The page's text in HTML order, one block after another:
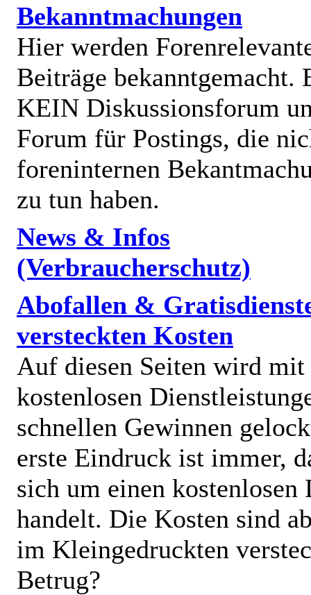
Bekanntmachungen
Hier werden
Beiträge bekanntgemacht.
KEIN Diskussionsforum
Forum für Postings, die
foreninternen
zu tun haben.
News & Infos
(Verbraucherschutz)
Abofallen &
versteckten Kosten
Auf diesen Seiten wird mit
kostenlosen
schnellen Gewinnen
erste Eindruck ist immer,
sich um einen kostenlosen
handelt. Die Kosten sind
im Kleingedruckten
Betrug?